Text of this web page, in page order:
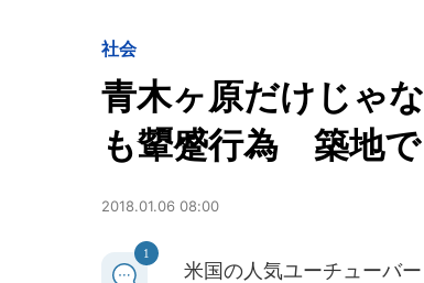
社会
青木ヶ原だけじゃ
も顰蹙行為 築地で
2018.01.06 08:00
1
米国の人気ユーチューバ